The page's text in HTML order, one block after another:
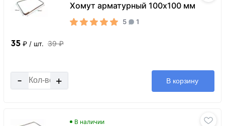
Хомут арматурный 100x100 мм
5 1
35 ₽ / шт. 39 ₽
- + В корзину
В наличии